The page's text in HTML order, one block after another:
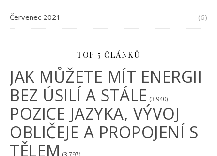
Červenec 2021 (6)
TOP 5 ČLÁNKŮ
JAK MŮŽETE MÍT ENERGII
BEZ ÚSILÍ A STÁLE (3 940)
POZICE JAZYKA, VÝVOJ
OBLIČEJE A PROPOJENÍ S
TĚLEM (3 797)